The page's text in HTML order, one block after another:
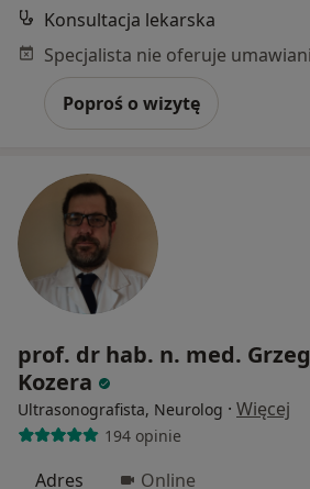
Konsultacja lekarska
Poproś o wizytę
prof. dr hab. n. med.
Kozera
Ultrasonografista, Neurolog · Więcej
194 opinie
Adres Online